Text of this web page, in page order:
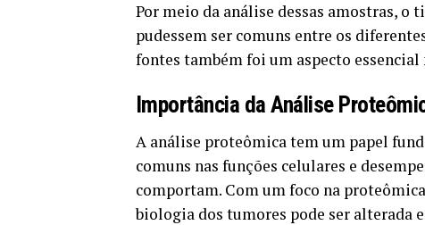
Por meio da análise dessas amostras,
pudessem ser comuns entre os
fontes também foi um aspecto essencial
Importância da Análise
A análise proteômica tem um papel
comuns nas funções celulares e
comportam. Com um foco na
biologia dos tumores pode ser alterada